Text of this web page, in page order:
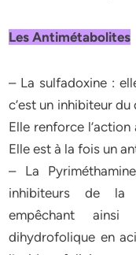
Les Antimétabolites
– La sulfadoxine :
c’est un inhibiteur
Elle renforce
Elle est à la fois un
– La
inhibiteurs de la
empêchant
dihydrofolique en